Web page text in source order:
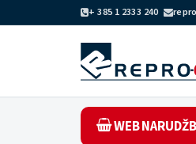
+ 385 1 2333 240
WEB